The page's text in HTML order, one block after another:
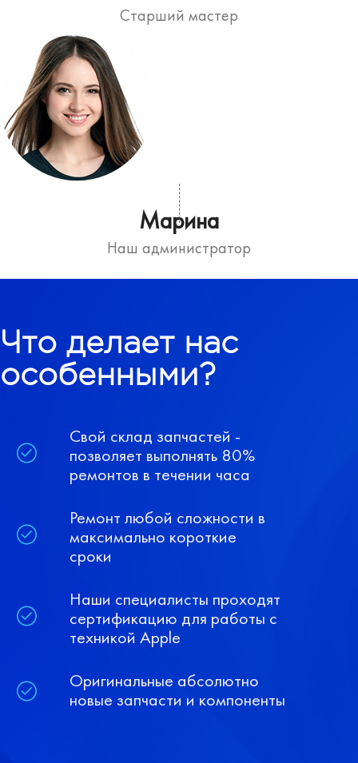
Старший мастер
Марина
Наш администратор
Что делает нас
особенными?
Свой склад запчастей -
позволяет выполнять 80%
ремонтов в течении часа
Ремонт любой сложности в
максимально короткие
сроки
Наши специалисты проходят
сертификацию для работы с
техникой Apple
Оригинальные абсолютно
новые запчасти и компоненты